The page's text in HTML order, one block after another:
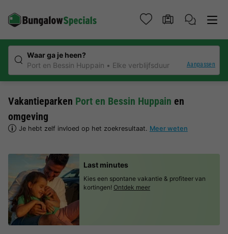
Waar ga je heen?
Port en Bessin Huppain
Elke verblijfsduur Aanpassen
Vakantieparken Port en Bessin Huppain en
omgeving
Je hebt zelf invloed op het zoekresultaat. Meer weten
Last minutes
Kies een spontane vakantie & profiteer van
kortingen! Ontdek meer